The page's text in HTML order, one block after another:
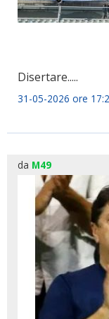
Disertare.....
31-05-2026 ore
da M49